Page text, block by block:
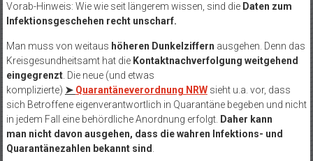
Vorab-Hinweis: Wie wie seit längerem wissen, sind die Daten zum
Infektionsgeschehen recht unscharf.
Man muss von weitaus höheren Dunkelziffern ausgehen. Denn das
Kreisgesundheitsamt hat die Kontaktnachverfolgung weitgehend
eingegrenzt. Die neue (und etwas
komplizierte) ➤ Quarantäneverordnung NRWsieht u.a. vor, dass
sich Betroffene eigenverantwortlich in Quarantäne begeben und nicht
in jedem Fall eine behördliche Anordnung erfolgt. Daher kann
man nicht davon ausgehen, dass die wahren Infektions- und
Quarantänezahlen bekannt sind.